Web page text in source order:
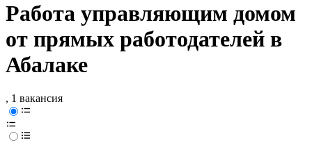
Работа управляющим домом
от прямых работодателей в
Абалаке
, 1 вакансия